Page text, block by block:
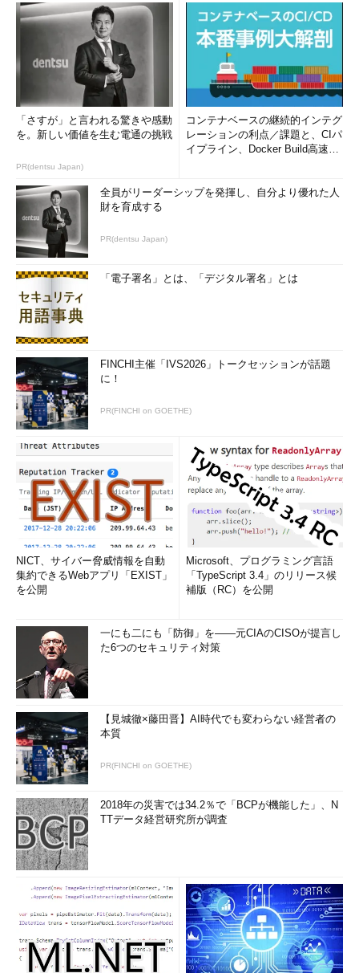
されたデザインのログイン画面が表示された場合は、下端にある
「デスクトップ版」リンクをタップする。これにより、2段階認
証を有効化するための設定パネルを参照できるようになる。
スマートフォン／タブレットに最適化さ
れたWebページ
このページからは、2段階認証を有効化
（1）これをタップすると、PC向けデ
ザインのWebページが表示される。フォ
ントが小さくて操作しにくくなるが、2
段階認証を有効化するには必要である。
PC向けWebページを開いたら、対象のDropboxアカウントと
そのパスワードでログインし、設定画面の「セキュリティ」タブ
で［2段階認証］－［有効にする］をタップしてウィザードを進
める。
する（その1）
これは
DropboxのPC向けWebページ
の画面。
（1）このユーザー名の部分をタップする。
（2）開いたメニューからこれをタップする。
「さすが」と言われる驚きや感動
を。新しい価値を生む電通の挑戦
PR(dentsu Japan)
コンテナベースの継続的インテグ
レーションの利点／課題と、CIパ
イプライン、Docker Build高速化
全員がリーダーシップを発揮し、自分より優れた人
財を育成する
PR(dentsu Japan)
「電子署名」とは、「デジタル署名」とは
FINCHI主催「IVS2026」トークセッションが話題
に！
PR(FINCHI on GOETHE)
NICT、サイバー脅威情報を自動
集約できるWebアプリ「EXIST」
を公開
Microsoft、プログラミング言語
「TypeScript 3.4」のリリース候
補版（RC）を公開
一にも二にも「防御」を――元CIAのCISOが提言し
た6つのセキュリティ対策
【見城徹×藤田晋】AI時代でも変わらない経営者の
本質
PR(FINCHI on GOETHE)
2018年の災害では34.2％で「BCPが機能した」、N
TTデータ経営研究所が調査